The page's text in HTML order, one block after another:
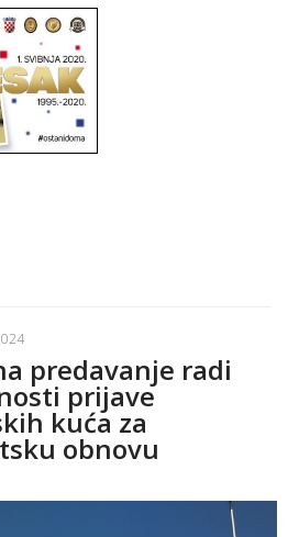
predavanje radi
prijave
kuća za
obnovu